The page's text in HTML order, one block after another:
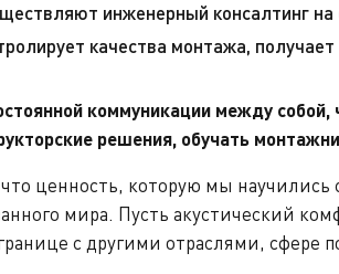
инженерный консалтинг
качества монтажа,
коммуникации между
решения, обучать
ценность, которую мы научились
мира. Пусть акустический
с другими отраслями, сфере